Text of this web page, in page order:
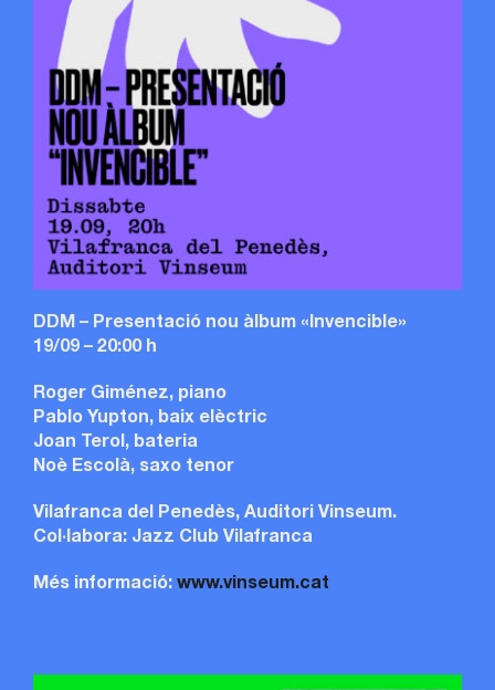
DDM – Presentació nou àlbum «Invencible»
19/09 – 20:00 h
Roger Giménez, piano
Pablo Yupton, baix elèctric
Joan Terol, bateria
Noè Escolà, saxo tenor
Vilafranca del Penedès, Auditori Vinseum.
Col·labora: Jazz Club Vilafranca
Més informació: www.vinseum.cat